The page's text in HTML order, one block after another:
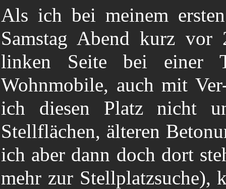
Als ich bei meinem
Samstag Abend kurz
linken Seite bei einer
Wohnmobile, auch mit
ich diesen Platz nicht
Stellflächen, älteren
ich aber dann doch dort
mehr zur Stellplatzsuche),